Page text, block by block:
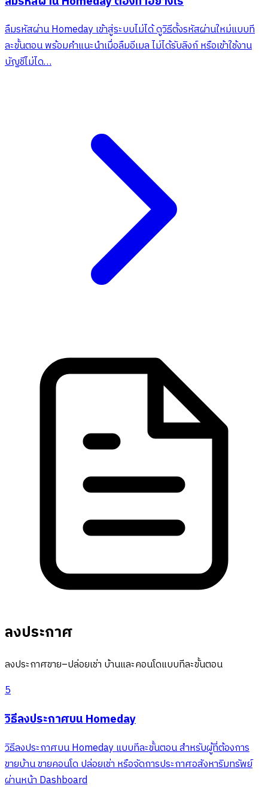
ลืมรหัสผ่าน Homeday เข้าสู่ระบบไม่ได้ ดูวิธีตั้งรหัสผ่านใหม่แบบที
ละขั้นตอน พร้อมคำแนะนำเมื่อลืมอีเมล ไม่ได้รับลิงก์ หรือเข้าใช้งาน
บัญชีไม่ได…
ลงประกาศ
ลงประกาศขาย–ปล่อยเช่า บ้านและคอนโดแบบทีละขั้นตอน
5
วิธีลงประกาศบน Homeday
วิธีลงประกาศบน Homeday แบบทีละขั้นตอน สำหรับผู้ที่ต้องการ
ขายบ้าน ขายคอนโด ปล่อยเช่า หรือจัดการประกาศอสังหาริมทรัพย์
ผ่านหน้า Dashboard